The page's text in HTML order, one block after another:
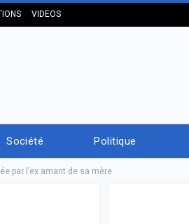
VIDEOS
Société Politique
par l’ex amant de sa mère